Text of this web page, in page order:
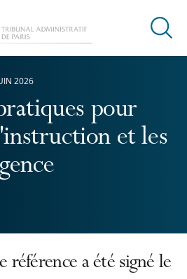
Ouvrir
pour
et les
2026
référence a été signé le